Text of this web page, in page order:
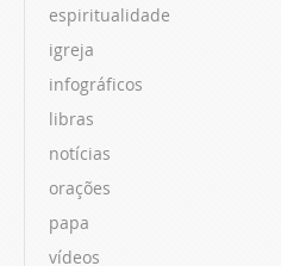
espiritualidade
igreja
infográficos
libras
notícias
orações
papa
vídeos